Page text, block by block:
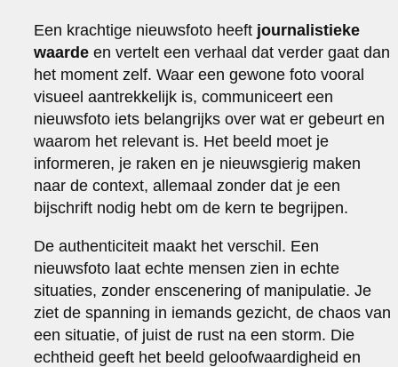
Een krachtige nieuwsfoto heeft journalistieke
waarde en vertelt een verhaal dat verder gaat dan
het moment zelf. Waar een gewone foto vooral
visueel aantrekkelijk is, communiceert een
nieuwsfoto iets belangrijks over wat er gebeurt en
waarom het relevant is. Het beeld moet je
informeren, je raken en je nieuwsgierig maken
naar de context, allemaal zonder dat je een
bijschrift nodig hebt om de kern te begrijpen.
De authenticiteit maakt het verschil. Een
nieuwsfoto laat echte mensen zien in echte
situaties, zonder enscenering of manipulatie. Je
ziet de spanning in iemands gezicht, de chaos van
een situatie, of juist de rust na een storm. Die
echtheid geeft het beeld geloofwaardigheid en